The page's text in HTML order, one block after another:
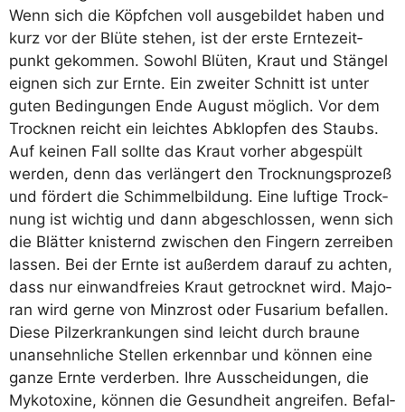
Wenn sich die Köpf­chen voll aus­ge­bil­det haben und
kurz vor der Blü­te ste­hen, ist der ers­te Ern­te­zeit­
punkt gekom­men. Sowohl Blü­ten, Kraut und Stän­gel
eig­nen sich zur Ern­te. Ein zwei­ter Schnitt ist unter
guten Bedin­gun­gen Ende August mög­lich. Vor dem
Trock­nen reicht ein leich­tes Abklop­fen des Staubs.
Auf kei­nen Fall soll­te das Kraut vor­her abge­spült
wer­den, denn das ver­län­gert den Trock­nungs­pro­zeß
und för­dert die Schim­mel­bil­dung. Eine luf­ti­ge Trock­
nung ist wich­tig und dann abge­schlos­sen, wenn sich
die Blät­ter knis­ternd zwi­schen den Fin­gern zer­rei­ben
las­sen. Bei der Ern­te ist außer­dem dar­auf zu ach­ten,
dass nur ein­wand­frei­es Kraut getrock­net wird. Majo­
ran wird ger­ne von Minz­rost oder Fusa­ri­um befal­len.
Die­se Pilz­er­kran­kun­gen sind leicht durch brau­ne
unan­sehn­li­che Stel­len erkenn­bar und kön­nen eine
gan­ze Ern­te ver­der­ben. Ihre Aus­schei­dun­gen, die
Myko­to­xi­ne, kön­nen die Gesund­heit angrei­fen. Befal­